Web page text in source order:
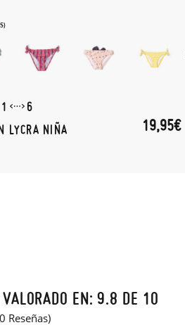
1
6
LYCRA NIÑA
19,95€
VALORADO EN: 9.8 DE 10
Reseñas)